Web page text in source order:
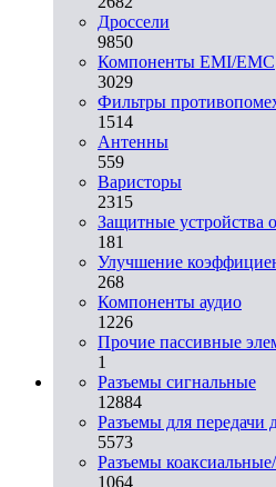
Дроссели
9850
Компоненты EMI/EMC
3029
Фильтры
1514
Антенны
559
Варисторы
2315
Защитные устройства
181
Улучшение
268
Компоненты аудио
1226
Прочие пассивные
1
Разъeмы сигнальные
12884
Разъeмы для передачи
5573
Разъeмы
1064